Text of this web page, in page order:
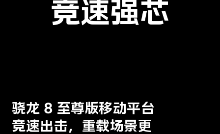
竞速强芯
骁龙 8 至尊版移动平台
竞速出击，重载场景更